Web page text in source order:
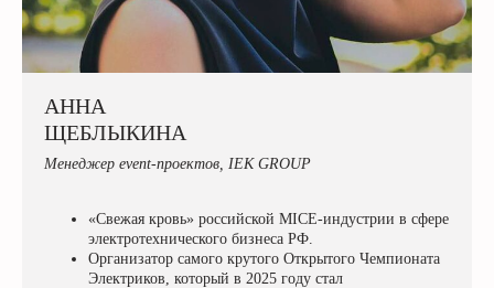
АННА
ЩЕБЛЫКИНА
Менеджер event-проектов, IEK GROUP
«Свежая кровь» российской MICE-индустрии в сфере
электротехнического бизнеса РФ.
Организатор самого крутого Открытого Чемпионата
Электриков, который в 2025 году стал